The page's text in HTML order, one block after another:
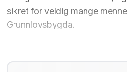
sikret for veldig mange
Grunnlovsbygda.